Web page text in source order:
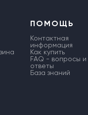
ПОМОЩЬ
Контактная
информация
Как купить
FAQ - вопросы и
ответы
База знаний